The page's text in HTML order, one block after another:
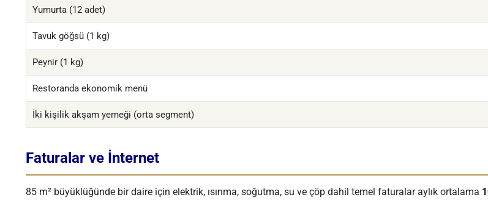
Yumurta (12 adet)
Tavuk göğsü (1 kg)
Peynir (1 kg)
Restoranda ekonomik menü
İki kişilik akşam yemeği (orta segment)
Faturalar ve İnternet
85 m² büyüklüğünde bir daire için elektrik, ısınma, soğutma, su ve çöp dahil temel faturalar aylık ortalama